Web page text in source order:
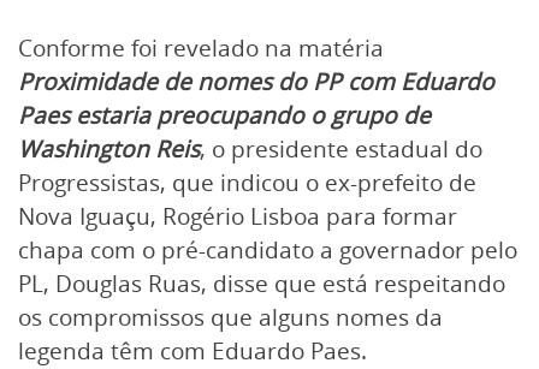
Conforme foi revelado na matéria
Proximidade de nomes do PP com Eduardo
Paes estaria preocupando o grupo de
Washington Reis, o presidente estadual do
Progressistas, que indicou o ex-prefeito de
Nova Iguaçu, Rogério Lisboa para formar
chapa com o pré-candidato a governador pelo
PL, Douglas Ruas, disse que está respeitando
os compromissos que alguns nomes da
legenda têm com Eduardo Paes.